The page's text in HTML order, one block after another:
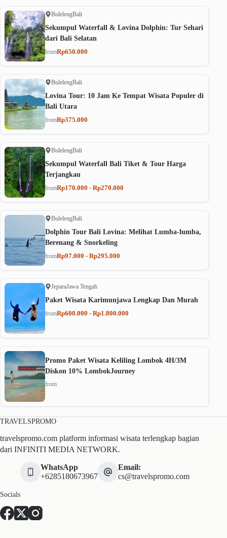
BulelengBali
Sekumpul Waterfall & Lovina Dolphin: Tur Sehari
dari Bali Selatan
fromRp650.000
BulelengBali
Lovina Tour: 10 Jam Ke Tempat Wisata Populer di
Bali Utara
fromRp375.000
BulelengBali
Sekumpul Waterfall Bali Tiket & Tour Harga
Terjangkau
fromRp170.000 - Rp270.000
BulelengBali
Dolphin Tour Bali Lovina: Melihat Lumba-lumba,
Berenang & Snorkeling
fromRp97.000 - Rp295.000
JeparaJawa Tengah
Paket Wisata Karimunjawa Lengkap Dan Murah
fromRp600.000 - Rp1.800.000
Promo Paket Wisata Keliling Lombok 4H/3M
Diskon 10% LombokJourney
from
TRAVELSPROMO
travelspromo.com platform informasi wisata terlengkap bagian
dari INFINITI MEDIA NETWORK.
WhatsApp
+6285180673967
Email:
cs@travelspromo.com
Socials